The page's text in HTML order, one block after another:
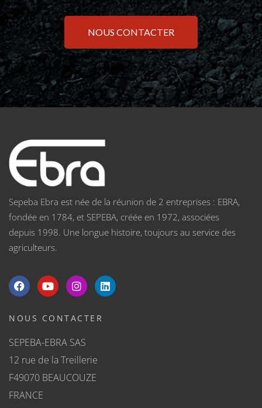
NOUS CONTACTER
Sepeba Ebra est née de la réunion de 2 entreprises : EBRA,
fondée en 1784, et SEPEBA, créée en 1972, associées
depuis 1998. Une longue histoire, toujours au service des
agriculteurs.
NOUS CONTACTER
SEPEBA-EBRA SAS
12 rue de la Treillerie
F49070 BEAUCOUZE
FRANCE